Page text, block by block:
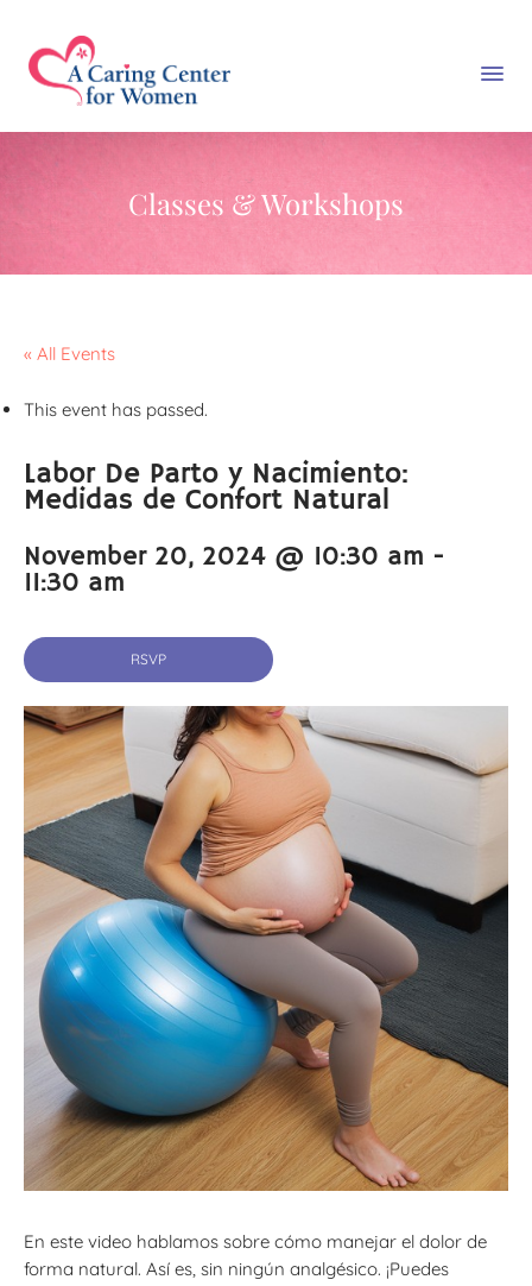
Classes & Workshops
« All Events
This event has passed.
Labor De Parto y Nacimiento:
Medidas de Confort Natural
November 20, 2024 @ 10:30 am -
11:30 am
RSVP
En este video hablamos sobre cómo manejar el dolor de
forma natural. Así es, sin ningún analgésico. ¡Puedes